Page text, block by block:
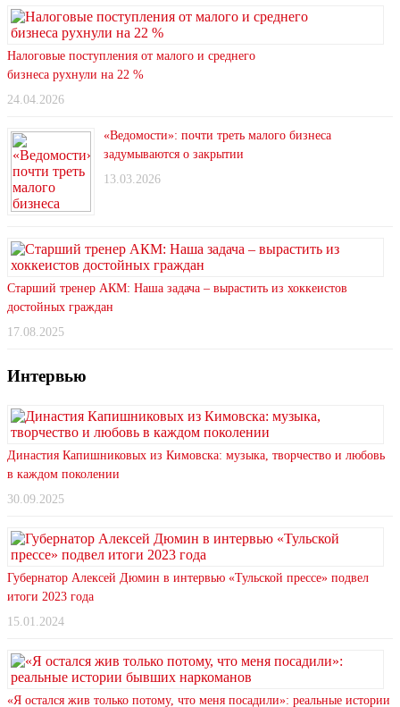
Налоговые поступления от малого и среднего
бизнеса рухнули на 22 %
24.04.2026
«Ведомости»: почти треть малого бизнеса
задумываются о закрытии
13.03.2026
Старший тренер АКМ: Наша задача – вырастить из хоккеистов
достойных граждан
17.08.2025
Интервью
Династия Капишниковых из Кимовска: музыка, творчество и любовь
в каждом поколении
30.09.2025
Губернатор Алексей Дюмин в интервью «Тульской прессе» подвел
итоги 2023 года
15.01.2024
«Я остался жив только потому, что меня посадили»: реальные истории